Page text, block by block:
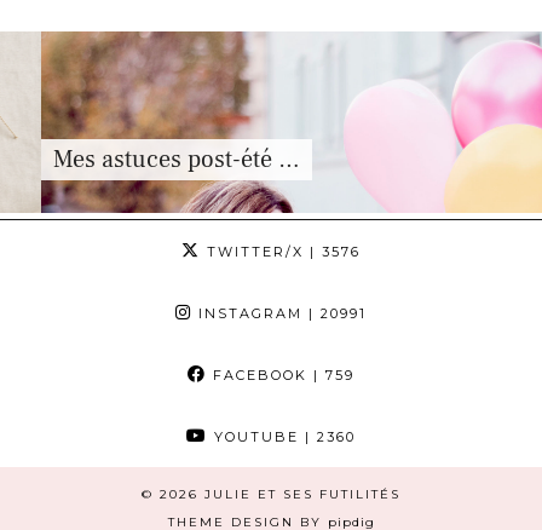
Mes astuces post-été …
TWITTER/X | 3576
INSTAGRAM | 20991
FACEBOOK | 759
YOUTUBE | 2360
© 2026 JULIE ET SES FUTILITÉS
THEME DESIGN BY
pipdig